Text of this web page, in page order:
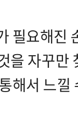
필요해진
을 자꾸만
해서 느낄